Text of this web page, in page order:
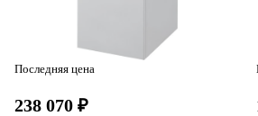
Последняя цена
238 070 ₽